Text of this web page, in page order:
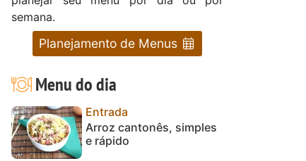
semana.
Planejamento de Menus
Menu do dia
Entrada
Arroz cantonês, simples
e rápido